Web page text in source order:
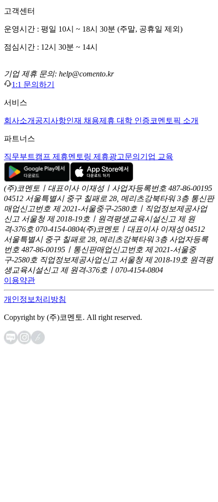
고객센터
운영시간 : 평일 10시 ~ 18시 30분 (주말, 공휴일 제외)
점심시간 : 12시 30분 ~ 14시
기업 제휴 문의: help@comento.kr
1:1 문의하기
서비스
회사소개 공지사항인재 채용제휴 대학 인증코멘토픽 소개
파트너스
직무부트캠프 제휴멘토링 제휴광고문의 기업 교육
(주)코멘토ㅣ대표이사 이재성ㅣ사업자등록번호 487-86-00195
04512 서울특별시 중구 칠패로 28, 메리츠강북타워 3층 통신판
매업신고번호 제 2021-서울중구-2580호ㅣ직업정보제공사업
신고 서울청 제 2018-19호ㅣ원격평생교육시설신고 제 원
격-376호 070-4154-0804(주)코멘토ㅣ대표이사 이재성 04512
서울특별시 중구 칠패로 28, 메리츠강북타워 3층 사업자등록
번호 487-86-00195ㅣ통신판매업신고번호 제 2021-서울중
구-2580호 직업정보제공사업신고 서울청 제 2018-19호 원격평
생교육시설신고 제 원격-376호ㅣ070-4154-0804
이용약관
개인정보처리방침
Copyright by (주)코멘토. All right reserved.